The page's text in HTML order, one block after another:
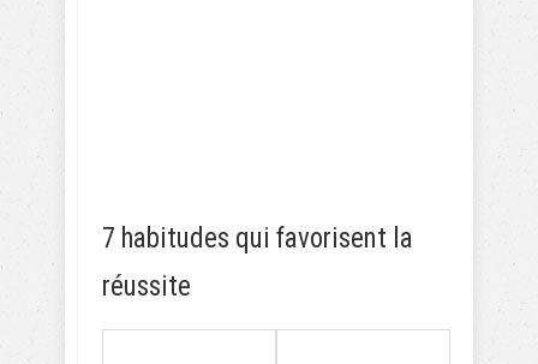
7 habitudes qui favorisent la
réussite